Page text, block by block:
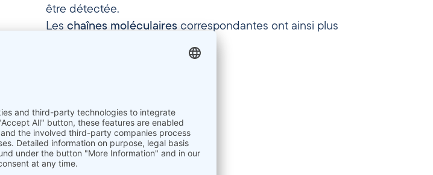
être détectée.
Les chaînes moléculaires correspondantes ont ainsi plus